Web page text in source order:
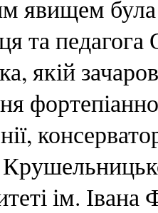
явищем була
та
якій
ім. Івана